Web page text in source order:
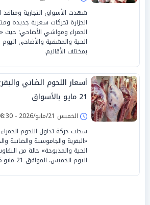
شهدت الأسواق التجارية ومنافذ
الجزارة تحركات سعرية جديدة
الحمراء ومواشي الأضاحي؛ حيث
بمختلف الأقاليم.
أسعار اللحوم الضاني
21 مايو بالأسواق
الخميس 21/مايو/2026 - 08:30 ص
سجلت حركة تداول اللحوم
«البقرية والجاموسية والضانية
الحية والمذبوحة» حالة من
اليوم الخميس، الموافق 21 مايو 2026.